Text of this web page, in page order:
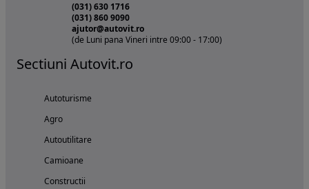
(031) 630 1716
(031) 860 9090
ajutor@autovit.ro
(de Luni pana Vineri intre 09:00 - 17:00)
Sectiuni Autovit.ro
Autoturisme
Agro
Autoutilitare
Camioane
Constructii